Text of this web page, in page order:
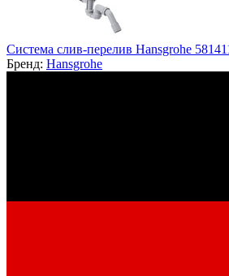
Система слив-перелив Hansgrohe
Бренд: Hansgrohe